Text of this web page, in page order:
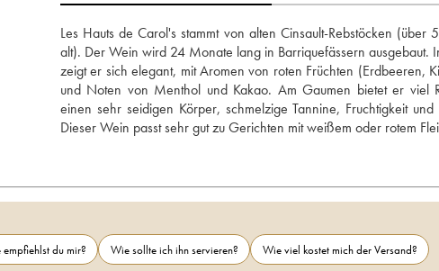
Les Hauts de Carol's stammt von alten Cinsault-Rebstöcken (über
alt). Der Wein wird 24 Monate lang in Barriquefässern ausgebaut.
zeigt er sich elegant, mit Aromen von roten Früchten (Erdbeeren,
und Noten von Menthol und Kakao. Am Gaumen bietet er viel
einen sehr seidigen Körper, schmelzige Tannine, Fruchtigkeit und
Dieser Wein passt sehr gut zu Gerichten mit weißem oder rotem
du mir? Wie sollte ich ihn servieren?
Wie viel kostet mich der Versand?